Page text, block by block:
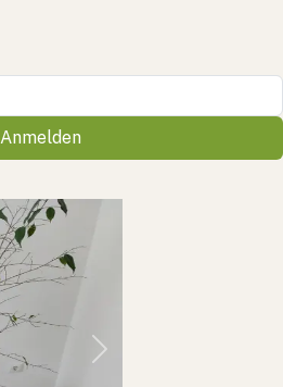
Anmelden
Next